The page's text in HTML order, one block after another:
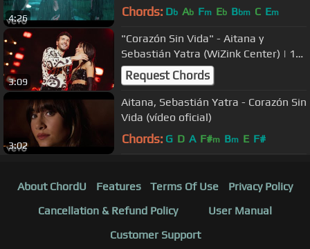
4:26 Chords: Db Ab Fm Eb Bbm C Em
3:09
"Corazón Sin Vida" - Aitana y
Sebastián Yatra (WiZink Center) | 11
RAZONES MÁS TOUR
Request Chords
3:02
Aitana, Sebastián Yatra - Corazón Sin
Vida (vídeo oficial)
Chords: G D A F#m Bm E F#
About ChordU Features Terms Of Use
Privacy Policy
Cancellation & Refund Policy
User Manual
Customer Support